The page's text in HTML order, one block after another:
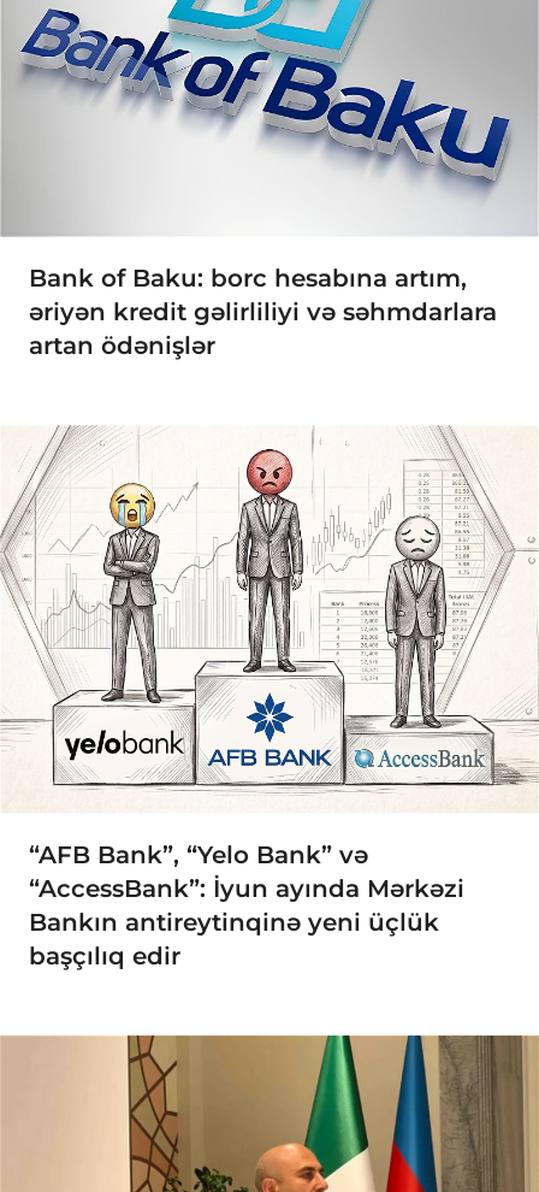
Bank of Baku: borc hesabına artım,
əriyən kredit gəlirliliyi və səhmdarlara
artan ödənişlər
“AFB Bank”, “Yelo Bank” və
“AccessBank”: İyun ayında Mərkəzi
Bankın antireytinqinə yeni üçlük
başçılıq edir